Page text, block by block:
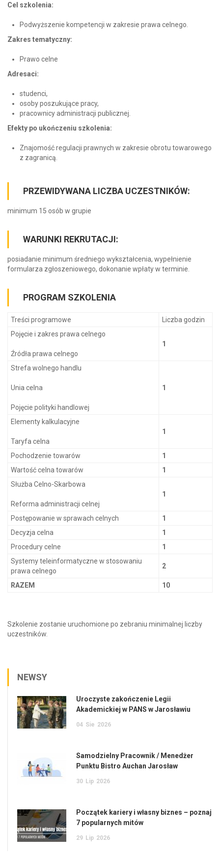
Cel szkolenia:
Podwyższenie kompetencji w zakresie prawa celnego.
Zakres tematyczny:
Prawo celne
Adresaci:
studenci,
osoby poszukujące pracy,
pracownicy administracji publicznej.
Efekty po ukończeniu szkolenia:
Znajomość regulacji prawnych w zakresie obrotu towarowego
z zagranicą.
PRZEWIDYWANA LICZBA UCZESTNIKÓW:
minimum 15 osób w grupie
WARUNKI REKRUTACJI:
posiadanie minimum średniego wykształcenia, wypełnienie
formularza zgłoszeniowego, dokonanie wpłaty w terminie.
PROGRAM SZKOLENIA
Treści programowe
Liczba godzin
Pojęcie i zakres prawa celnego
Źródła prawa celnego
1
Strefa wolnego handlu
Unia celna
Pojęcie polityki handlowej
1
Elementy kalkulacyjne
Taryfa celna
1
Pochodzenie towarów
1
Wartość celna towarów
1
Służba Celno-Skarbowa
Reforma administracji celnej
1
Postępowanie w sprawach celnych
1
Decyzja celna
1
Procedury celne
1
Systemy teleinformatyczne w stosowaniu
prawa celnego
2
RAZEM 10
Szkolenie zostanie uruchomione po zebraniu minimalnej liczby
uczestników.
NEWSY
Uroczyste zakończenie Legii
Akademickiej w PANS w Jarosławiu
04 Sie 2026
Samodzielny Pracownik / Menedżer
Punktu Bistro Auchan Jarosław
30 Lip 2026
Początek kariery i własny biznes – poznaj
7 popularnych mitów
29 Lip 2026